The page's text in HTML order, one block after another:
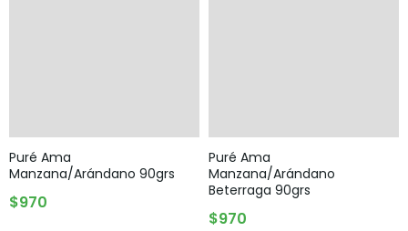
Puré Ama
Manzana/Arándano 90grs
$970
Puré Ama
Manzana/Arándano
Beterraga 90grs
$970